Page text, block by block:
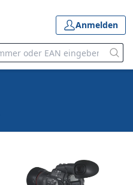
Anmelden